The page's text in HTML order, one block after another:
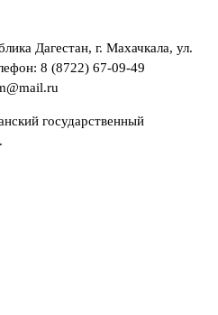
Дагестан, г. Махачкала, ул.
8 (8722) 67-09-49
государственный